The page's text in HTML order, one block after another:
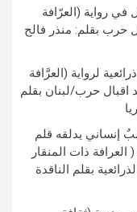
في رواية (العرّافة
حرب بقلم: منذر فالح
لرواية (العرَّافة
اقبال حرب/لبنان بقلم
إنساني يدلقه قلم
ذات المنقار
بقلم الناقدة